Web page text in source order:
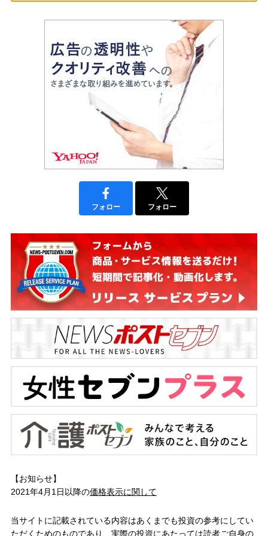
フォロー フォロー
【お知らせ】
2021年4月1日以降の価格表示に関して
当サイトに記載されている内容はあくまでも投資の参考にしてい
ただくためのものであり、実際の投資にあたっては読者ご自身の